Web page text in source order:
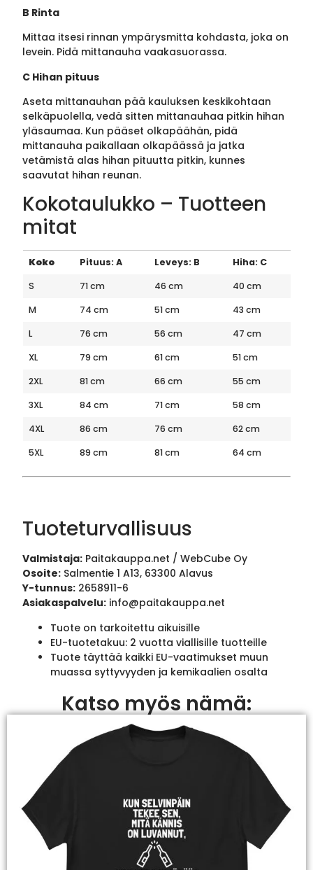
B Rinta
Mittaa itsesi rinnan ympärysmitta kohdasta, joka on
levein. Pidä mittanauha vaakasuorassa.
C Hihan pituus
Aseta mittanauhan pää kauluksen keskikohtaan
selkäpuolella, vedä sitten mittanauhaa pitkin hihan
yläsaumaa. Kun pääset olkapäähän, pidä
mittanauha paikallaan olkapäässä ja jatka
vetämistä alas hihan pituutta pitkin, kunnes
saavutat hihan reunan.
Kokotaulukko – Tuotteen
mitat
Koko Pituus: A Leveys: B
Hiha: C
S
71 cm 46 cm
40 cm
M
74 cm 51 cm
43 cm
L
76 cm 56 cm
47 cm
XL
79 cm 61 cm
51 cm
2XL
81 cm 66 cm
55 cm
3XL
84 cm 71 cm
58 cm
4XL
86 cm 76 cm
62 cm
5XL
89 cm 81 cm 64 cm
Tuoteturvallisuus
Valmistaja: Paitakauppa.net / WebCube Oy
Osoite: Salmentie 1 A13, 63300 Alavus
Y-tunnus: 2658911-6
Asiakaspalvelu: info@paitakauppa.net
Tuote on tarkoitettu aikuisille
EU-tuotetakuu: 2 vuotta viallisille tuotteille
Tuote täyttää kaikki EU-vaatimukset muun
muassa syttyvyyden ja kemikaalien osalta
Katso myös nämä: